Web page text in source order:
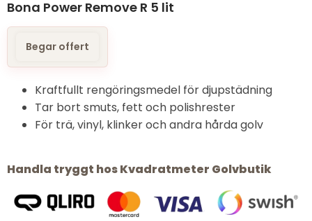
Bona Power Remove R 5 lit
Begar offert
Kraftfullt rengöringsmedel för djupstädning
Tar bort smuts, fett och polishrester
För trä, vinyl, klinker och andra hårda golv
Handla tryggt hos Kvadratmeter Golvbutik